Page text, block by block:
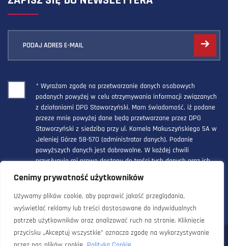
Cenimy prywatność użytkowników
Używamy plików cookie, aby poprawić jakość przeglądania,
wyświetlać reklamy lub treści dostosowane do indywidualnych
potrzeb użytkowników oraz analizować ruch na stronie. Kliknięcie
przycisku „Akceptuj wszystkie” oznacza zgodę na wykorzystywanie
PODAJ ADRES E-MAIL
* Wyrażam zgodę na przetwarzanie danych osobowych
podanych powyżej w celu otrzymywania informacji związanych
z działaniami DPG Staworzyński. Mam świadomość, iż podane
przeze mnie powyżej dane będą przetwarzane przez DPG
Staworzyński z siedzibą przy ul. Kornela Makuszyńskiego 5A w
Jeleniej Górze 58-570 (administrator danych). Podanie
powyższych danych jest dobrowolne. W każdej chwili
przysługuje mi prawo dostępu do treści tych danych oraz ich
poprawienia, a powyższa zgoda może być odwołana w każdym
czasie.
© 2024 Doradztwo Przemysłowo Gospodarcze Staworzyński. Wszelkie